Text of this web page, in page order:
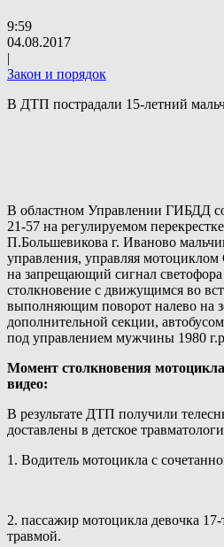
9:59
04.08.2017
|
Закон и порядок
В ДТП пострадали 15-летний
В областном Управлении ГИБДД
21-57 на регулируемом
П.Большевикова г. Иваново
управления, управляя
на запрещающий сигнал
столкновение с движущимся во
выполняющим поворот налево на
дополнительной секции,
под управлением мужчины 1980
Момент столкновения
видео:
В результате ДТП получили
доставлены в детское
1. Водитель мотоцикла с
2. пассажир мотоцикла девочка 17-
травмой.